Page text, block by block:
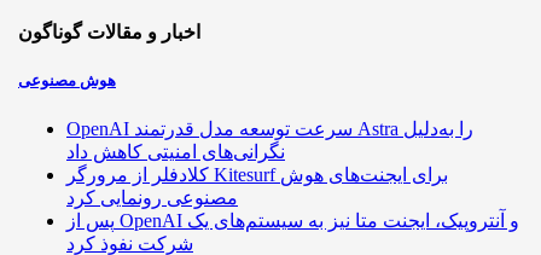
اخبار و مقالات گوناگون
هوش مصنوعی
OpenAI سرعت توسعه مدل قدرتمند Astra را به‌دلیل
نگرانی‌های امنیتی کاهش داد
کلادفلر از مرورگر Kitesurf برای ایجنت‌های هوش
مصنوعی رونمایی کرد
پس از OpenAI و آنتروپیک، ایجنت متا نیز به سیستم‌های یک
شرکت نفوذ کرد